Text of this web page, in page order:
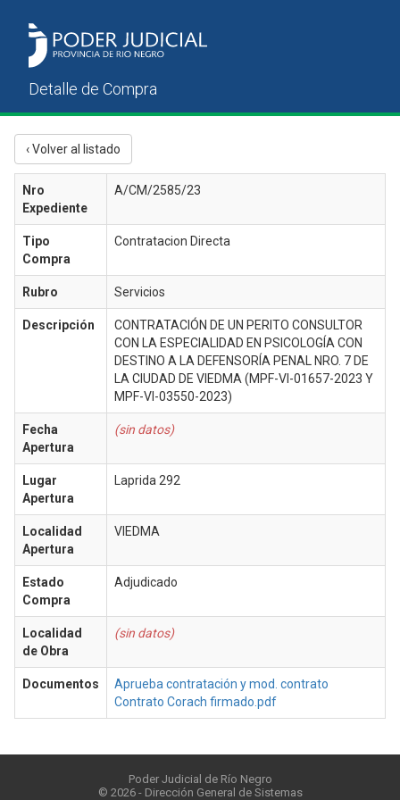
‹ Volver al listado
Nro
Expediente
A/CM/2585/23
Tipo
Compra
Contratacion Directa
Rubro Servicios
Descripción
CONTRATACIÓN DE UN PERITO CONSULTOR
CON LA ESPECIALIDAD EN PSICOLOGÍA CON
DESTINO A LA DEFENSORÍA PENAL NRO. 7 DE
LA CIUDAD DE VIEDMA (MPF-VI-01657-2023 Y
MPF-VI-03550-2023)
Fecha
Apertura
(sin datos)
Lugar
Apertura
Laprida 292
Localidad
Apertura
VIEDMA
Estado
Compra
Adjudicado
Localidad
de Obra
(sin datos)
Documentos
Aprueba contratación y mod. contrato
Contrato Corach firmado.pdf